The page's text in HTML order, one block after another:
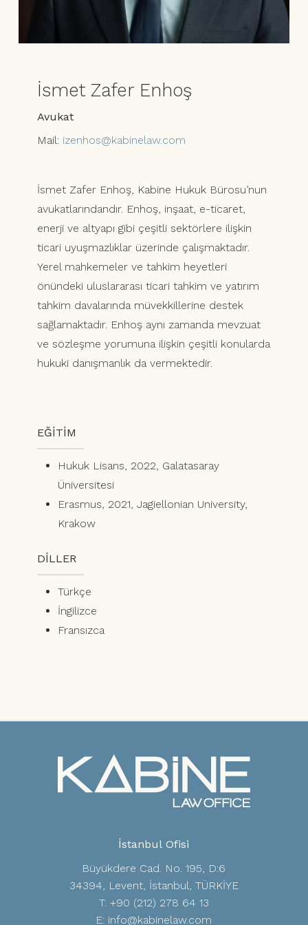
İsmet Zafer Enhoş
Avukat
Mail: izenhos@kabinelaw.com
İsmet Zafer Enhoş, Kabine Hukuk Bürosu’nun
avukatlarındandır. Enhoş, inşaat, e-ticaret,
enerji ve altyapı gibi çeşitli sektörlere ilişkin
ticari uyuşmazlıklar üzerinde çalışmaktadır.
Yerel mahkemeler ve tahkim heyetleri
önündeki uluslararası ticari tahkim ve yatırım
tahkim davalarında müvekkillerine destek
sağlamaktadır. Enhoş aynı zamanda mevzuat
ve sözleşme yorumuna ilişkin çeşitli konularda
hukuki danışmanlık da vermektedir.
EĞİTİM
Hukuk Lisans, 2022, Galatasaray
Üniversitesi
Erasmus, 2021, Jagiellonian University,
Krakow
DİLLER
Türkçe
İngilizce
Fransızca
İstanbul Ofisi
Büyükdere Cad. No. 195, D:6
34394, Levent, İstanbul, TÜRKİYE
T: +90 (212) 278 64 13
E: info@kabinelaw.com